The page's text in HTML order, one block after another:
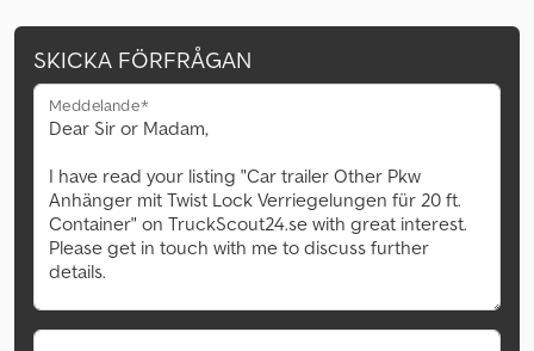
SKICKA FÖRFRÅGAN
Meddelande*